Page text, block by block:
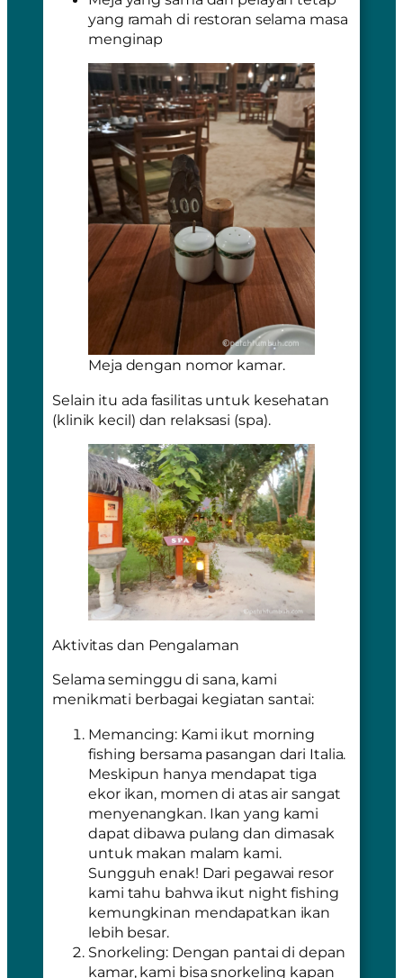
yang ramah di restoran selama masa
menginap
Meja dengan nomor kamar.
Selain itu ada fasilitas untuk kesehatan
(klinik kecil) dan relaksasi (spa).
Aktivitas dan Pengalaman
Selama seminggu di sana, kami
menikmati berbagai kegiatan santai:
Memancing: Kami ikut morning
fishing bersama pasangan dari Italia.
Meskipun hanya mendapat tiga
ekor ikan, momen di atas air sangat
menyenangkan. Ikan yang kami
dapat dibawa pulang dan dimasak
untuk makan malam kami.
Sungguh enak! Dari pegawai resor
kami tahu bahwa ikut night fishing
kemungkinan mendapatkan ikan
lebih besar.
Snorkeling:Dengan pantai di depan
kamar, kami bisa snorkeling kapan